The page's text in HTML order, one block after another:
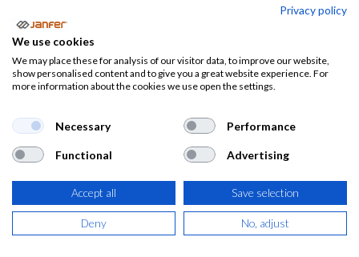
Pantalones
Pantalones Camisetas
Pantalones de trabajo para
industria.
Encuentrapantalones para industriay pantalones para
Privacy policy
We use cookies
We may place these for analysis of our visitor data, to improve our website,
show personalised content and to give you a great website experience. For
more information about the cookies we use open the settings.
Necessary Performance
Functional Advertising
Accept all Save selection
Deny No, adjust